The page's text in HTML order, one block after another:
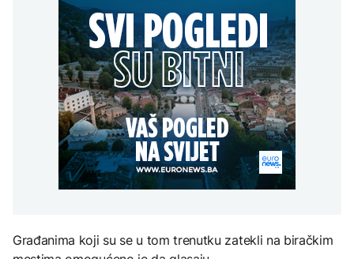
otežava gašenje iz zraka
AKTUELNO
Požar kod Konjica i dalje
aktivan, gust dim
otežava gašenje iz zraka
Grčka dronovima
kontrolisala više od 300
plaža zbog nelegalnog
zauzimanja obale
ultimatum Italiji da ukine
granične kontrole
FOKUS
Amerikanci
upozoravaju: Putin bi
mogao testirati NATO
ograničenim napadom,
najveći rizik od jeseni
djece moraju platiti 942
miliona dolara
KULTURA
Rat i pijesak prijete
drevnim piramidama
Meroe u Sudanu
albumu
Građanima koji su se u tom trenutku zatekli na biračkim